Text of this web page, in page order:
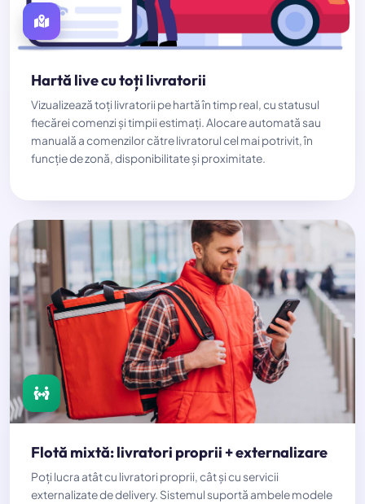
Hartă live cu toți livratorii
Vizualizează toți livratorii pe hartă în timp real, cu statusul
fiecărei comenzi și timpii estimați. Alocare automată sau
manuală a comenzilor către livratorul cel mai potrivit, în
funcție de zonă, disponibilitate și proximitate.
Flotă mixtă: livratori proprii + externalizare
Poți lucra atât cu livratori proprii, cât și cu servicii
externalizate de delivery. Sistemul suportă ambele modele